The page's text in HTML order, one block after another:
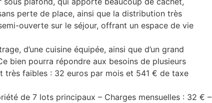
perte de place, ainsi que la distribution très
ouverte sur le séjour, offrant un espace de vie
d’une cuisine équipée, ainsi que d’un grand
bien pourra répondre aux besoins de plusieurs
très faibles : 32 euros par mois et 541 € de taxe
de 7 lots principaux – Charges mensuelles : 32 € –